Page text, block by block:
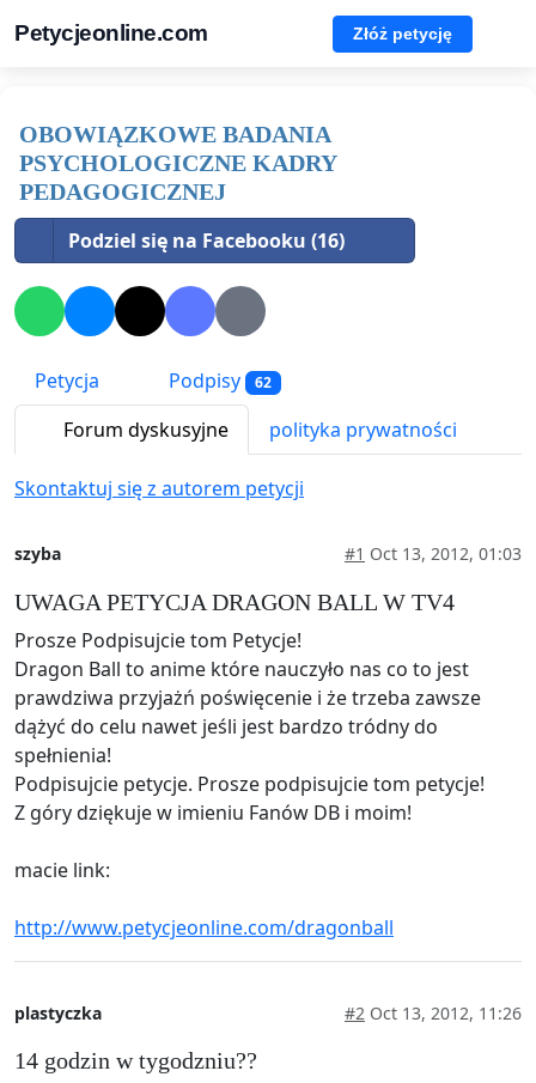
Petycjeonline.com Złóż petycję
OBOWIĄZKOWE BADANIA
PSYCHOLOGICZNE KADRY
PEDAGOGICZNEJ
Podziel się na Facebooku (16)
Petycja Podpisy 62
Forum dyskusyjne polityka prywatności
Skontaktuj się z autorem petycji
szyba #1 Oct 13, 2012, 01:03
UWAGA PETYCJA DRAGON BALL W TV4
Prosze Podpisujcie tom Petycje!
Dragon Ball to anime które nauczyło nas co to jest
prawdziwa przyjażń poświęcenie i że trzeba zawsze
dążyć do celu nawet jeśli jest bardzo tródny do
spełnienia!
Podpisujcie petycje. Prosze podpisujcie tom petycje!
Z góry dziękuje w imieniu Fanów DB i moim!
macie link:
http://www.petycjeonline.com/dragonball
plastyczka #2 Oct 13, 2012, 11:26
14 godzin w tygodzniu??